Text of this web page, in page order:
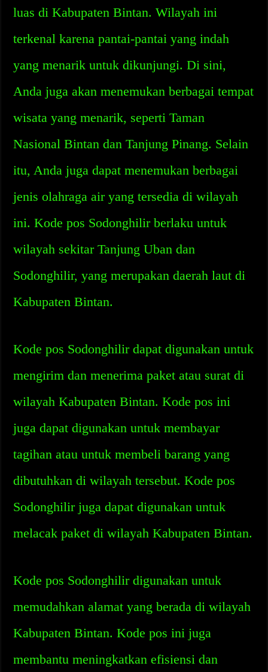
luas di Kabupaten Bintan. Wilayah ini
terkenal karena pantai-pantai yang indah
yang menarik untuk dikunjungi. Di sini,
Anda juga akan menemukan berbagai tempat
wisata yang menarik, seperti Taman
Nasional Bintan dan Tanjung Pinang. Selain
itu, Anda juga dapat menemukan berbagai
jenis olahraga air yang tersedia di wilayah
ini. Kode pos Sodonghilir berlaku untuk
wilayah sekitar Tanjung Uban dan
Sodonghilir, yang merupakan daerah laut di
Kabupaten Bintan.
Kode pos Sodonghilir dapat digunakan untuk
mengirim dan menerima paket atau surat di
wilayah Kabupaten Bintan. Kode pos ini
juga dapat digunakan untuk membayar
tagihan atau untuk membeli barang yang
dibutuhkan di wilayah tersebut. Kode pos
Sodonghilir juga dapat digunakan untuk
melacak paket di wilayah Kabupaten Bintan.
Kode pos Sodonghilir digunakan untuk
memudahkan alamat yang berada di wilayah
Kabupaten Bintan. Kode pos ini juga
membantu meningkatkan efisiensi dan